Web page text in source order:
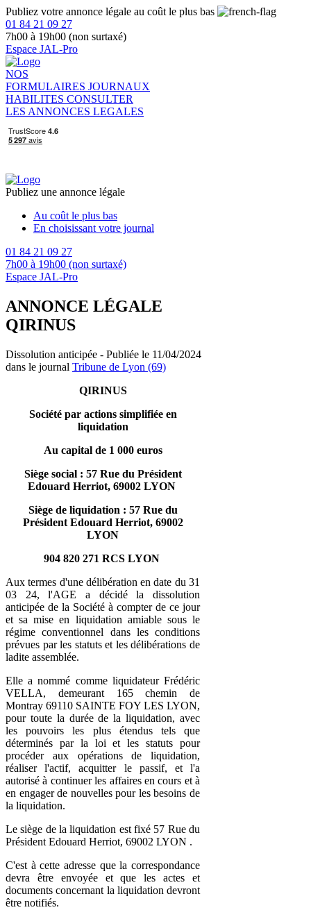
Publiez votre annonce légale au coût le plus bas
01 84 21 09 27
7h00 à 19h00 (non surtaxé)
Espace JAL-Pro
NOS
FORMULAIRES JOURNAUX
HABILITES CONSULTER
LES ANNONCES LEGALES
Publiez une annonce légale
Au coût le plus bas
En choisissant votre journal
01 84 21 09 27
7h00 à 19h00 (non surtaxé)
Espace JAL-Pro
ANNONCE LÉGALE
QIRINUS
Dissolution anticipée - Publiée le 11/04/2024
dans le journal Tribune de Lyon (69)
QIRINUS
Société par actions simplifiée en
liquidation
Au capital de 1 000 euros
Siège social : 57 Rue du Président
Edouard Herriot, 69002 LYON
Siège de liquidation : 57 Rue du
Président Edouard Herriot, 69002
LYON
904 820 271 RCS LYON
Aux termes d'une délibération en date du 31
03 24, l'AGE a décidé la dissolution
anticipée de la Société à compter de ce jour
et sa mise en liquidation amiable sous le
régime conventionnel dans les conditions
prévues par les statuts et les délibérations de
ladite assemblée.
Elle a nommé comme liquidateur Frédéric
VELLA, demeurant 165 chemin de
Montray 69110 SAINTE FOY LES LYON,
pour toute la durée de la liquidation, avec
les pouvoirs les plus étendus tels que
déterminés par la loi et les statuts pour
procéder aux opérations de liquidation,
réaliser l'actif, acquitter le passif, et l'a
autorisé à continuer les affaires en cours et à
en engager de nouvelles pour les besoins de
la liquidation.
Le siège de la liquidation est fixé 57 Rue du
Président Edouard Herriot, 69002 LYON .
C'est à cette adresse que la correspondance
devra être envoyée et que les actes et
documents concernant la liquidation devront
être notifiés.